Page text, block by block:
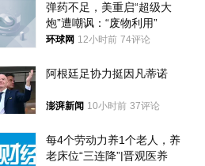
弹药不足，美重启“超级大
炮”遭嘲讽：“废物利用”
环球网 12小时前 74评论
阿根廷足协力挺因凡蒂诺
澎湃新闻 10小时前 37评论
每4个劳动力养1个老人，养
老床位“三连降”|晋观医养